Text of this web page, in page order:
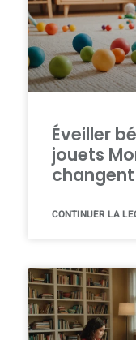
Éveiller
jouets
CONTINUER LA